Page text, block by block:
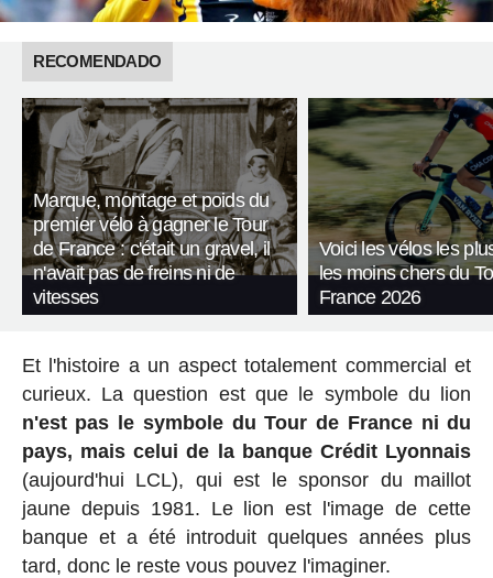
RECOMENDADO
Marque, montage et poids du
premier vélo à gagner le Tour
de France : c'était un gravel, il
n'avait pas de freins ni de
vitesses
Voici les vélos les
les moins chers du
France 2026
Et l'histoire a un aspect totalement commercial et
curieux. La question est que le symbole du lion
n'est pas le symbole du Tour de France ni du
pays, mais celui de la banque Crédit Lyonnais
(aujourd'hui LCL), qui est le sponsor du maillot
jaune depuis 1981. Le lion est l'image de cette
banque et a été introduit quelques années plus
tard, donc le reste vous pouvez l'imaginer.